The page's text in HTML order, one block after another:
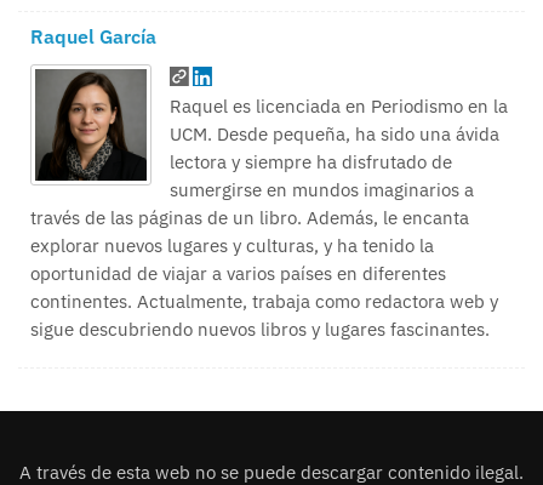
Raquel García
Raquel es licenciada en Periodismo en la
UCM. Desde pequeña, ha sido una ávida
lectora y siempre ha disfrutado de
sumergirse en mundos imaginarios a
través de las páginas de un libro. Además, le encanta
explorar nuevos lugares y culturas, y ha tenido la
oportunidad de viajar a varios países en diferentes
continentes. Actualmente, trabaja como redactora web y
sigue descubriendo nuevos libros y lugares fascinantes.
A través de esta web no se puede descargar contenido ilegal.